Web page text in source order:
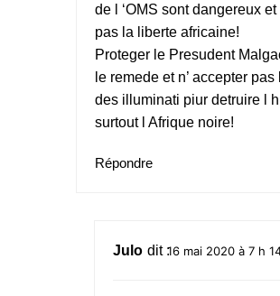
de l ‘OMS sont dangereux
pas la liberte africaine!
Proteger le Presudent
le remede et n’ accepter
des illuminati piur detruire l
surtout l Afrique noire!
Répondre
Julo dit :16 mai 2020 à 7 h